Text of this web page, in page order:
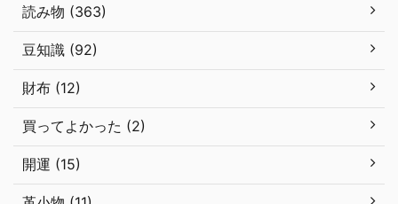
読み物 (363)
豆知識 (92)
財布 (12)
買ってよかった (2)
開運 (15)